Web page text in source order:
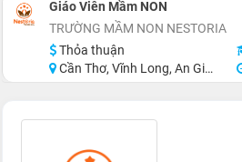
Giáo Viên Mầm NON
TRƯỜNG MẦM NON NESTORIA
Thỏa thuận
Cần Thơ, Vĩnh Long, An Giang, Đồng Tháp